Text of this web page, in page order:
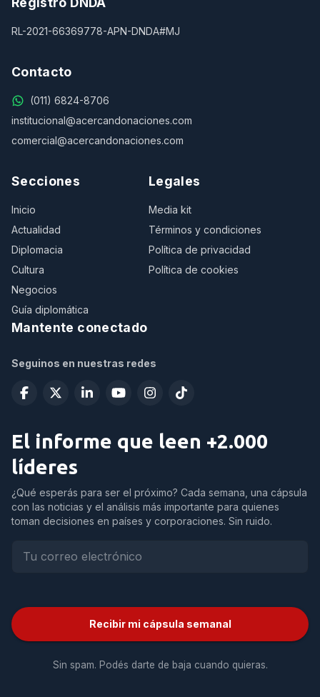
RL-2021-66369778-APN-DNDA#MJ
Contacto
(011) 6824-8706
institucional@acercandonaciones.com
comercial@acercandonaciones.com
Secciones
Inicio
Actualidad
Diplomacia
Cultura
Negocios
Guía diplomática
Legales
Media kit
Términos y condiciones
Política de privacidad
Política de cookies
Mantente conectado
Seguinos en nuestras redes
El informe que leen +2.000
líderes
¿Qué esperás para ser el próximo? Cada semana, una cápsula
con las noticias y el análisis más importante para quienes
toman decisiones en países y corporaciones. Sin ruido.
Recibir mi cápsula semanal
Sin spam. Podés darte de baja cuando quieras.